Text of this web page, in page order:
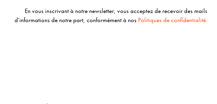
En vous inscrivant à notre newsletter, vous acceptez de recevoir des mails
d’informations de notre part, conformément à nos Politiques de confidentialité.